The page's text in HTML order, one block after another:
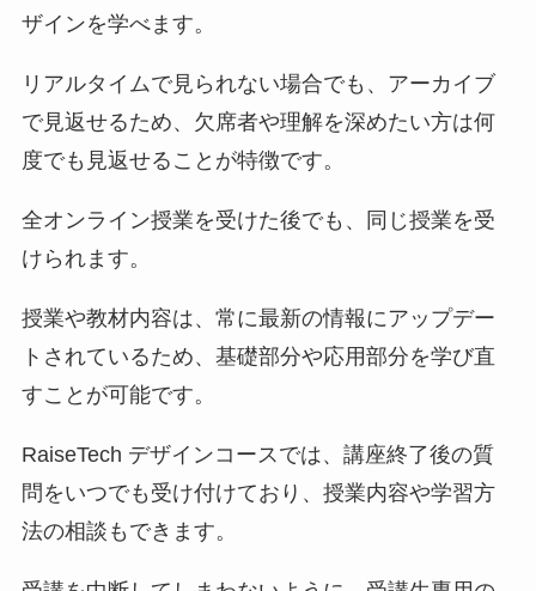
ザインを学べます。
リアルタイムで見られない場合でも、アーカイブ
で見返せるため、欠席者や理解を深めたい方は何
度でも見返せることが特徴です。
全オンライン授業を受けた後でも、同じ授業を受
けられます。
授業や教材内容は、常に最新の情報にアップデー
トされているため、基礎部分や応用部分を学び直
すことが可能です。
RaiseTech デザインコースでは、講座終了後の質
問をいつでも受け付けており、授業内容や学習方
法の相談もできます。